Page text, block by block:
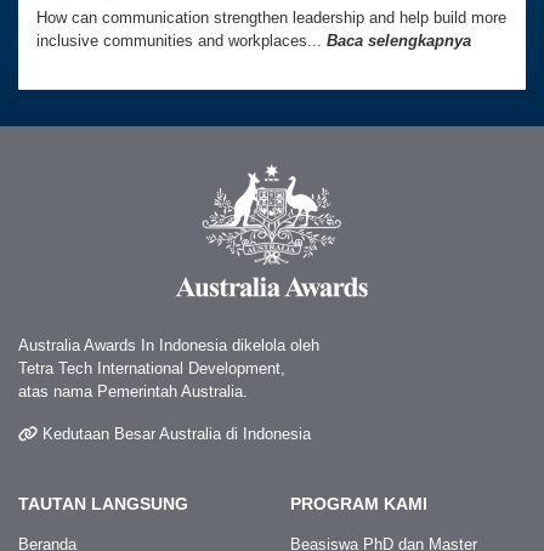
How can communication strengthen leadership and help build more
inclusive communities and workplaces... Baca selengkapnya
Australia Awards In Indonesia dikelola oleh
Tetra Tech International Development,
atas nama Pemerintah Australia.
Kedutaan Besar Australia di Indonesia
TAUTAN LANGSUNG
Beranda
PROGRAM KAMI
Beasiswa PhD dan Master